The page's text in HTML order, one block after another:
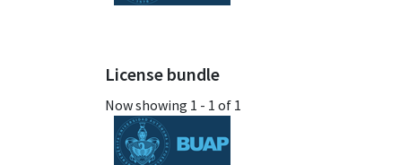
License bundle
Now showing 1 - 1 of 1